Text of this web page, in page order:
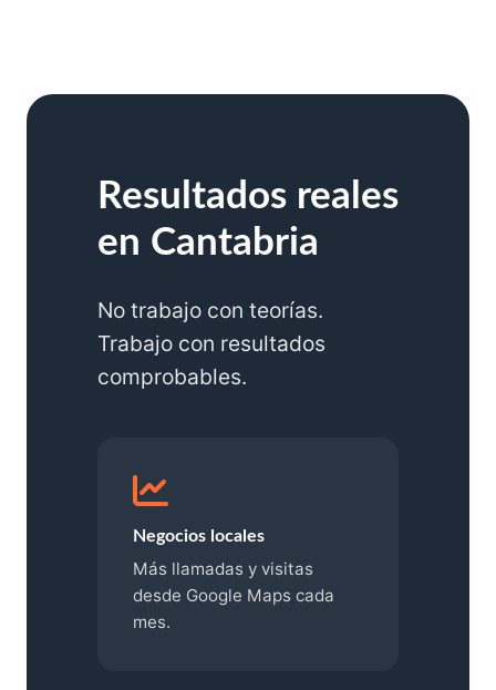
Resultados reales
en Cantabria
No trabajo con teorías.
Trabajo con resultados
comprobables.
Negocios locales
Más llamadas y visitas
desde Google Maps cada
mes.